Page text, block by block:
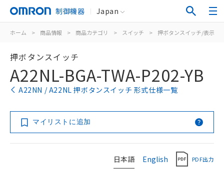
制御機器 Japan
ホーム > 商品情報 > 商品カテゴリ > スイッチ > 押ボタンスイッチ/表示灯
押ボタンスイッチ
A22NL-BGA-TWA-P202-YB
A22NN / A22NL 押ボタンスイッチ 形式仕様一覧
マイリストに追加
日本語 English PDF出力